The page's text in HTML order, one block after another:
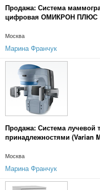
Продажа: Система
цифровая ОМИКРОН ПЛЮС
Москва
Марина Франчук
Продажа: Система лучевой
принадлежностями (Varian
Москва
Марина Франчук